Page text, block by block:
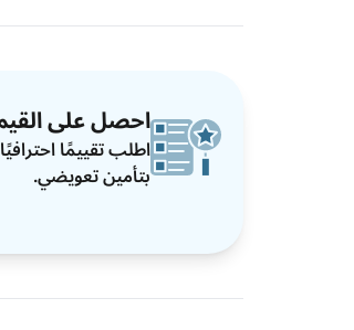
احصل على
اطلب تقييمًا
بتأمين تعويضي.